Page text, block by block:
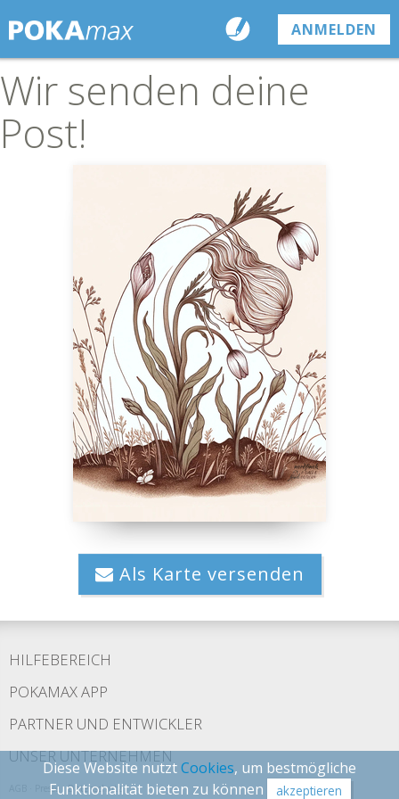
ANMELDEN
Wir senden deine
Post!
Als Karte versenden
HILFEBEREICH
POKAMAX APP
PARTNER UND ENTWICKLER
UNSER UNTERNEHMEN
Presse ·Datenschutz
Diese Website nutztCookies, um bestmögliche
Funktionalität bieten zu können
akzeptieren